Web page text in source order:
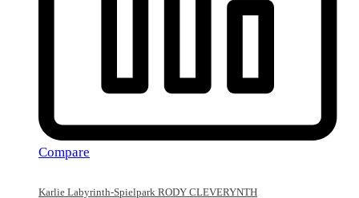
Compare
Karlie Labyrinth-Spielpark RODY CLEVERYNTH